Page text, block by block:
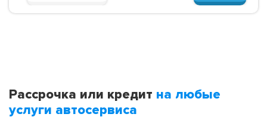
Рассрочка или кредит на любые
услуги автосервиса